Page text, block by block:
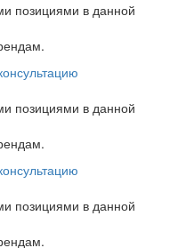
позициями в данной
позициями в данной
позициями в данной